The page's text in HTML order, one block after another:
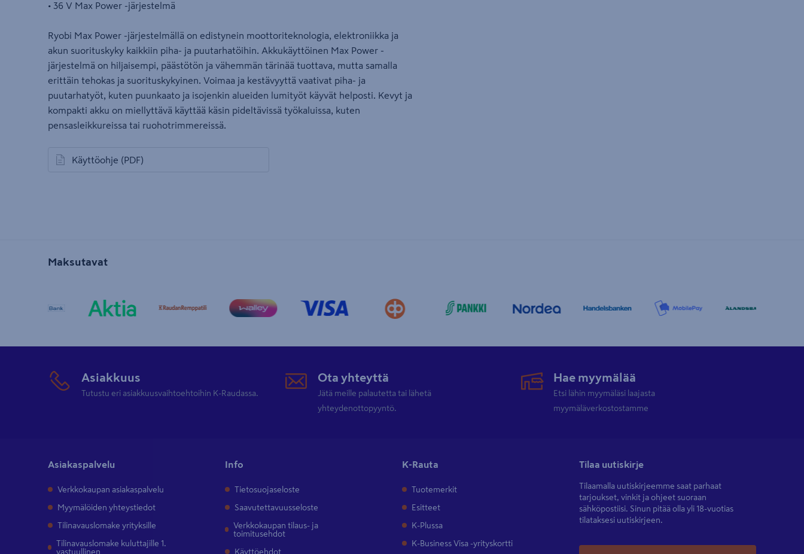
• 36 V Max Power -järjestelmä
Ryobi Max Power -järjestelmällä on edistynein moottoriteknologia, elektroniikka ja
akun suorituskyky kaikkiin piha- ja puutarhatöihin. Akkukäyttöinen Max Power -
järjestelmä on hiljaisempi, päästötön ja vähemmän tärinää tuottava, mutta samalla
erittäin tehokas ja suorituskykyinen. Voimaa ja kestävyyttä vaativat piha- ja
puutarhatyöt, kuten puunkaato ja isojenkin alueiden lumityöt käyvät helposti. Kevyt ja
kompakti akku on miellyttävä käyttää käsin pideltävissä työkaluissa, kuten
pensasleikkureissa tai ruohotrimmereissä.
Käyttöohje (PDF)
avautuu uuteen välilehteen
Maksutavat
Asiakkuus
Tutustu eri asiakkuusvaihtoehtoihin K-Raudassa.
Ota yhteyttä
Jätä meille palautetta tai lähetä
yhteydenottopyyntö.
Hae myymälää
Etsi lähin myymäläsi laajasta
myymäläverkostostamme
Asiakaspalvelu
Verkkokaupan asiakaspalvelu
Myymälöiden yhteystiedot
Tilinavauslomake yrityksille
Tilinavauslomake kuluttajille 1.
vastuullinen
Info
Tietosuojaseloste
Saavutettavuusseloste
Verkkokaupan tilaus- ja
toimitusehdot
Käyttöehdot
K-Rauta
Tuotemerkit
Esitteet
K-Plussa
K-Business Visa -yrityskortti
Tilaa uutiskirje
Tilaamalla uutiskirjeemme saat parhaat
tarjoukset, vinkit ja ohjeet suoraan
sähköpostiisi. Sinun pitää olla yli 18-vuotias
tilataksesi uutiskirjeen.